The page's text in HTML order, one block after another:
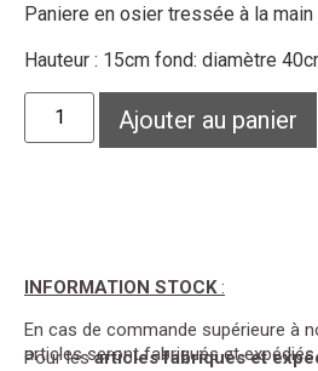
Paniere en osier tressée à la
Hauteur : 15cm fond: diamètre
Ajouter au panier
INFORMATION STOCK:
En cas de commande supérieure à
articles seront fabriqués et
Pour lesarticles fabriqués et